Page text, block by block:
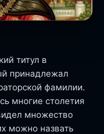
титул в
принадлежал
фамилии.
многие столетия
множество
можно назвать